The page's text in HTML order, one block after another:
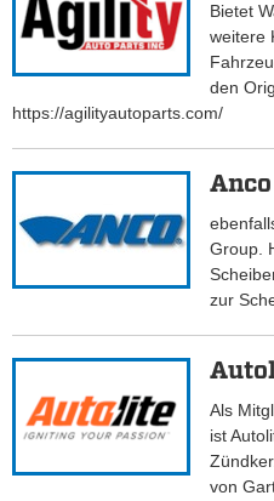
Bietet
weitere
den
https://agilityautoparts.com/
Anco
Group.
zur
Als
ist
von